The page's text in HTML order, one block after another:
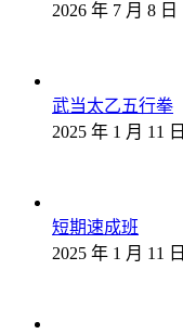
2026 年 7 月 8 日
武当太乙五行拳
2025 年 1 月 11 日
短期速成班
2025 年 1 月 11 日